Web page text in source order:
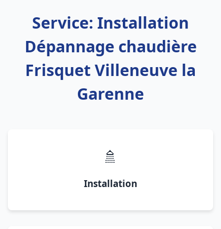
Service: Installation
Dépannage chaudière
Frisquet Villeneuve la
Garenne
🚿
Installation